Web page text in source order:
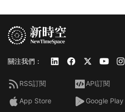
關注我們：
RSS訂閱 API訂閱
App Store Google Play